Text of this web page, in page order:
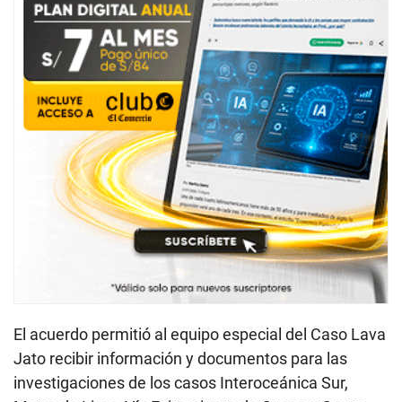
El acuerdo permitió al equipo especial del Caso Lava
Jato recibir información y documentos para las
investigaciones de los casos Interoceánica Sur,